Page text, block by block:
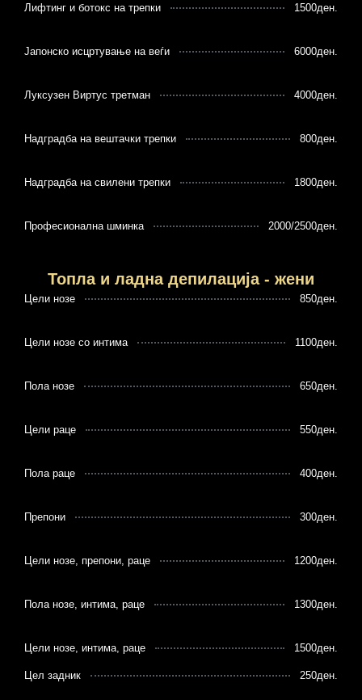
Лифтинг и ботокс на трепки 1500ден.
Јапонско исцртување на веѓи 6000ден.
Луксузен Виртус третман 4000ден.
Надградба на вештачки трепки 800ден.
Надградба на свилени трепки 1800ден.
Професионална шминка 2000/2500ден.
Топла и ладна депилација - жени
Цели нозе 850ден.
Цели нозе со интима 1100ден.
Пола нозе 650ден.
Цели раце 550ден.
Пола раце 400ден.
Препони 300ден.
Цели нозе, препони, раце 1200ден.
Пола нозе, интима, раце 1300ден.
Цели нозе, интима, раце 1500ден.
Цел задник 250ден.